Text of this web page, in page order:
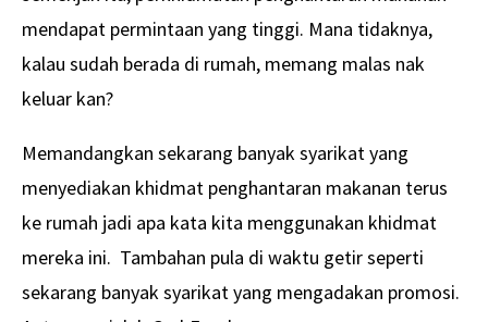
mendapat permintaan yang tinggi. Mana tidaknya,
kalau sudah berada di rumah, memang malas nak
keluar kan?
Memandangkan sekarang banyak syarikat yang
menyediakan khidmat penghantaran makanan terus
ke rumah jadi apa kata kita menggunakan khidmat
mereka ini. Tambahan pula di waktu getir seperti
sekarang banyak syarikat yang mengadakan promosi.